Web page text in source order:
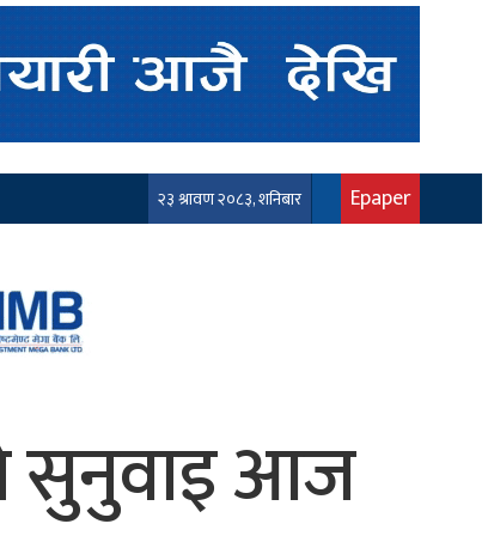
२३ श्रावण २०८३, शनिबार Epaper
सुनुवाइ आज